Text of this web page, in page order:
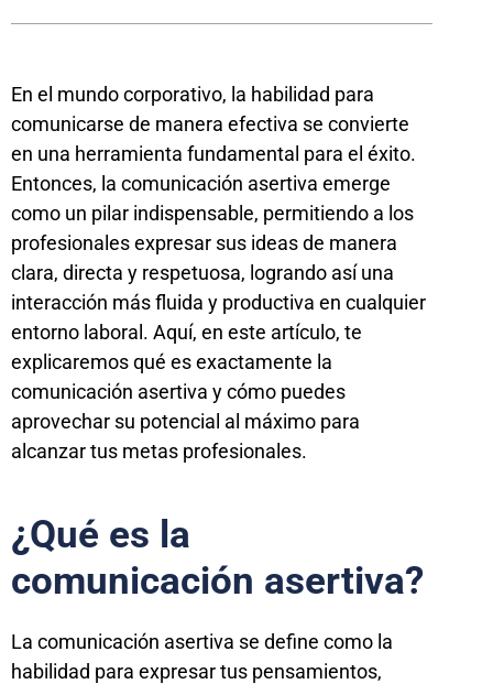
En el mundo corporativo, la habilidad para
comunicarse de manera efectiva se convierte
en una herramienta fundamental para el éxito.
Entonces, la comunicación asertiva emerge
como un pilar indispensable, permitiendo a los
profesionales expresar sus ideas de manera
clara, directa y respetuosa, logrando así una
interacción más fluida y productiva en cualquier
entorno laboral. Aquí, en este artículo, te
explicaremos qué es exactamente la
comunicación asertiva y cómo puedes
aprovechar su potencial al máximo para
alcanzar tus metas profesionales.
¿Qué es la
comunicación asertiva?
La comunicación asertiva se define como la
habilidad para expresar tus pensamientos,